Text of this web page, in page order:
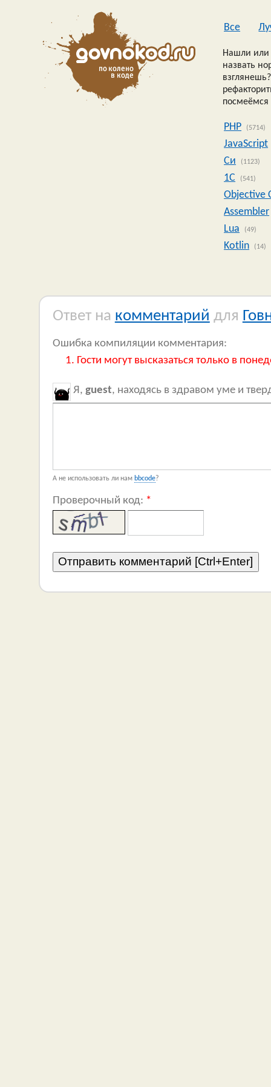
Все
Нашли или
назвать
посмеёмся
PHP (5714)
JavaScript
Си
(1123)
1C (541)
Objective
Assembler
Lua
(49)
Kotlin (14)
Ответ на комментарий для
Ошибка компиляции комментария:
Гости могут высказаться только в
Я, guest, находясь в здравом уме и
А не использовать ли нам bbcode?
Проверочный код: *